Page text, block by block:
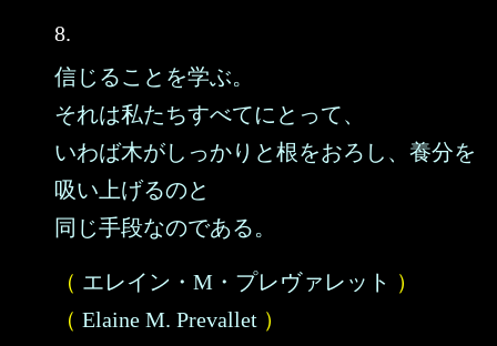
8.
信じることを学ぶ。
それは私たちすべてにとって、
いわば木がしっかりと根をおろし、養分を
吸い上げるのと
同じ手段なのである。
（ エレイン・M・プレヴァレット ）
（ Elaine M. Prevallet ）